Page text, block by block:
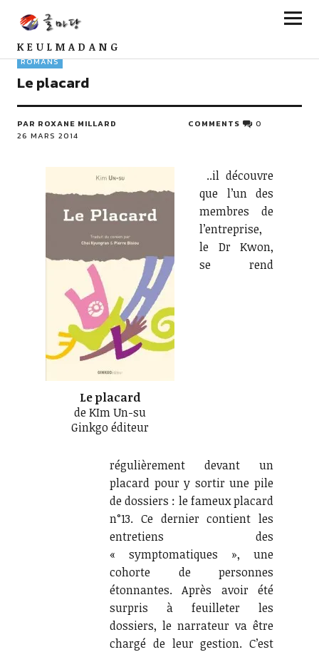
KEULMADANG
ROMANS
Le placard
PAR ROXANE MILLARD
26 MARS 2014
COMMENTS 0
Le placard
de KIm Un-su
Ginkgo éditeur
..il découvre
que l’un des
membres de
l’entreprise,
le Dr Kwon,
se rend
régulièrement devant un
placard pour y sortir une pile
de dossiers : le fameux placard
n°13. Ce dernier contient les
entretiens des
« symptomatiques », une
cohorte de personnes
étonnantes. Après avoir été
surpris à feuilleter les
dossiers, le narrateur va être
chargé de leur gestion. C’est